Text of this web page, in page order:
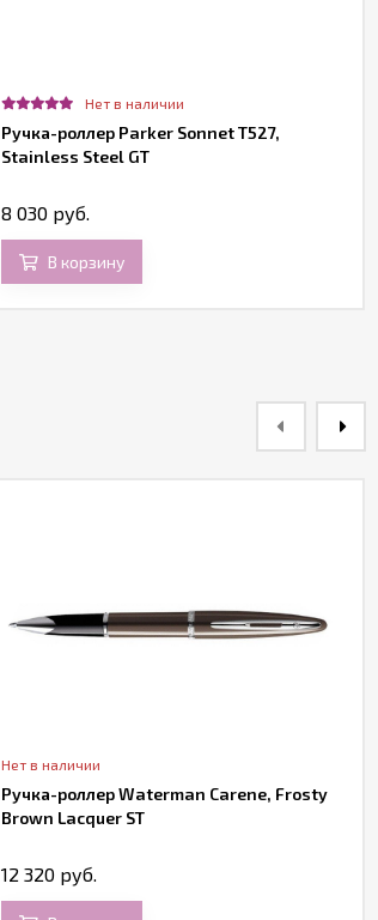
Нет в наличии
Ручка-роллер Parker Sonnet T527,
Stainless Steel GT
8 030 руб.
В корзину
Нет в наличии
Ручка-роллер Waterman Carene, Frosty
Brown Lacquer ST
12 320 руб.